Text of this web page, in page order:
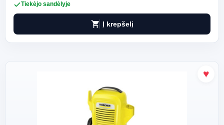
Tiekėjo sandėlyje
shopping_cart Į krepšelį